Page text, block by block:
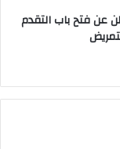
عن فتح باب التقدم